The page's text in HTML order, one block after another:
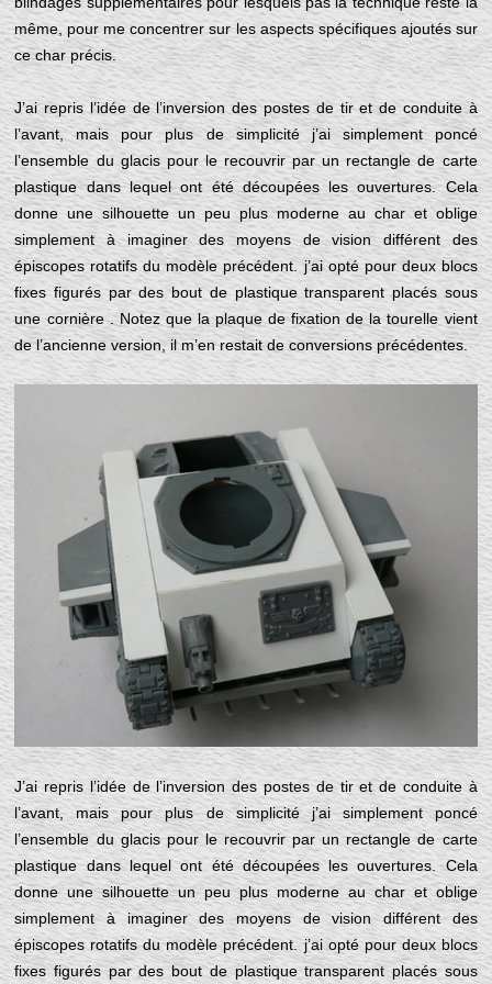
même, pour me concentrer sur les aspects spécifiques ajoutés sur
ce char précis.
J’ai repris l’idée de l’inversion des postes de tir et de conduite à
l’avant, mais pour plus de simplicité j’ai simplement poncé
l’ensemble du glacis pour le recouvrir par un rectangle de carte
plastique dans lequel ont été découpées les ouvertures. Cela
donne une silhouette un peu plus moderne au char et oblige
simplement à imaginer des moyens de vision différent des
épiscopes rotatifs du modèle précédent. j’ai opté pour deux blocs
fixes figurés par des bout de plastique transparent placés sous
une cornière . Notez que la plaque de fixation de la tourelle vient
de l’ancienne version, il m’en restait de conversions précédentes.
J’ai repris l’idée de l’inversion des postes de tir et de conduite à
l’avant, mais pour plus de simplicité j’ai simplement poncé
l’ensemble du glacis pour le recouvrir par un rectangle de carte
plastique dans lequel ont été découpées les ouvertures. Cela
donne une silhouette un peu plus moderne au char et oblige
simplement à imaginer des moyens de vision différent des
épiscopes rotatifs du modèle précédent. j’ai opté pour deux blocs
fixes figurés par des bout de plastique transparent placés sous